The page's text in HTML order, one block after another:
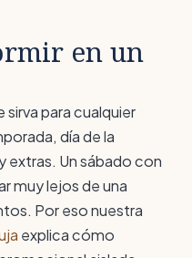
en un
para cualquier
día de la
Un sábado con
muy lejos de una
Por eso nuestra
explica cómo